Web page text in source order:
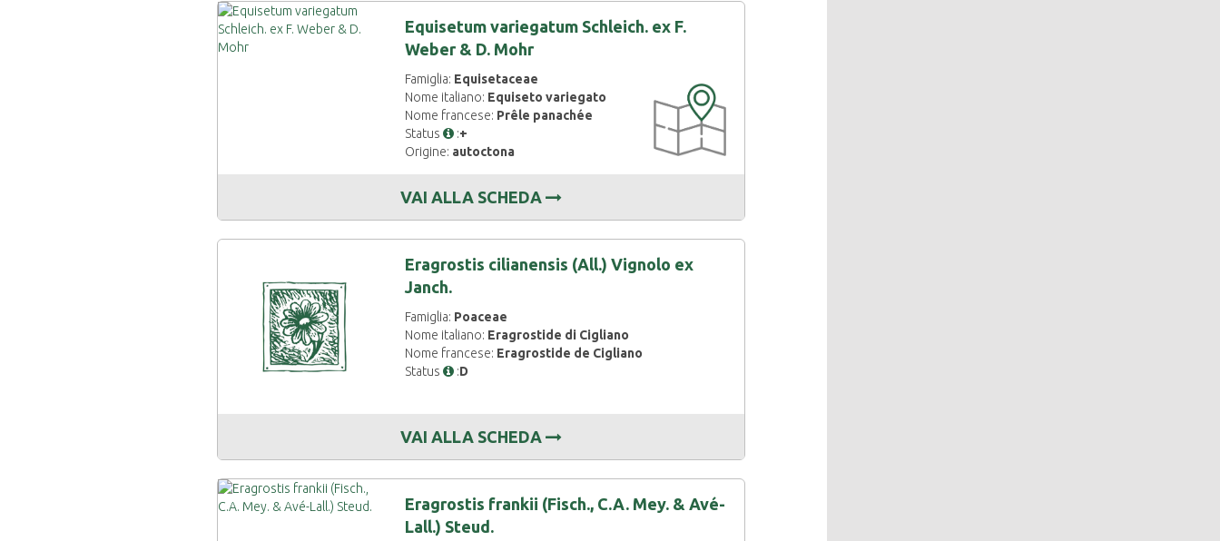
Equisetum variegatum Schleich. ex F.
Weber & D. Mohr
Famiglia: Equisetaceae
Nome italiano: Equiseto variegato
Nome francese: Prêle panachée
Status
:+
Origine: autoctona
CARTOGRAFIA
DISPONIBILE
VAI ALLA SCHEDA
Eragrostis cilianensis (All.) Vignolo ex
Janch.
Famiglia: Poaceae
Nome italiano: Eragrostide di Cigliano
Nome francese: Eragrostide de Cigliano
Status
:D
VAI ALLA SCHEDA
Eragrostis frankii (Fisch., C.A. Mey. & Avé-
Lall.) Steud.